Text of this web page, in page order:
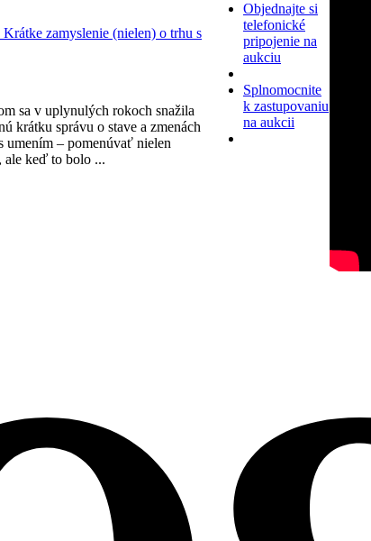
zamyslenie (nielen) o trhu s
sa v uplynulých rokoch snažila
krátku správu o stave a zmenách
umením – pomenúvať nielen
ale keď to bolo ...
Objednajte si
telefonické
pripojenie na
aukciu
Splnomocnite
k zastupovaniu
na aukcii